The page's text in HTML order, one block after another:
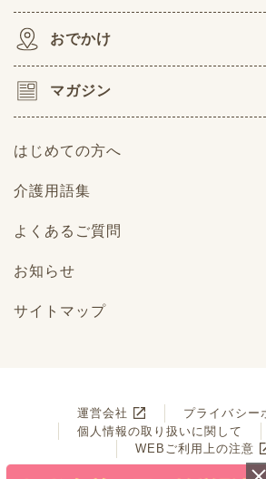
おでかけ
マガジン
はじめての方へ
介護用語集
よくあるご質問
お知らせ
サイトマップ
運営会社
プライバシー
個人情報の取り扱いに関して
WEBご利用上の注意